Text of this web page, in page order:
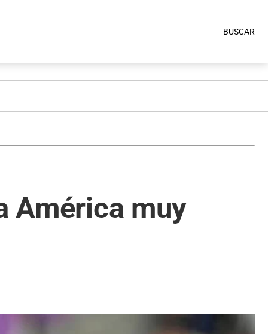
BUSCAR
América muy